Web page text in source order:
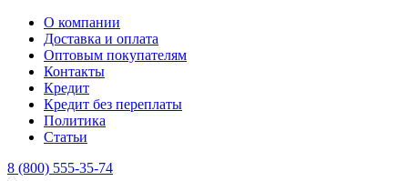
О компании
Доставка и оплата
Оптовым покупателям
Контакты
Кредит
Кредит без переплаты
Политика
Статьи
8 (800) 555-35-74